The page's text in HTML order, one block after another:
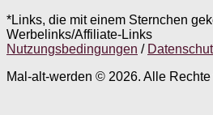
*Links, die mit einem Sternchen
Werbelinks/Affiliate-Links
Nutzungsbedingungen /
Mal-alt-werden © 2026. Alle